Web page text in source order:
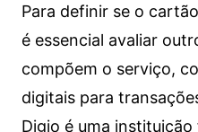
Para definir se o
é essencial avaliar
compõem o serviço,
digitais para
Digio é uma